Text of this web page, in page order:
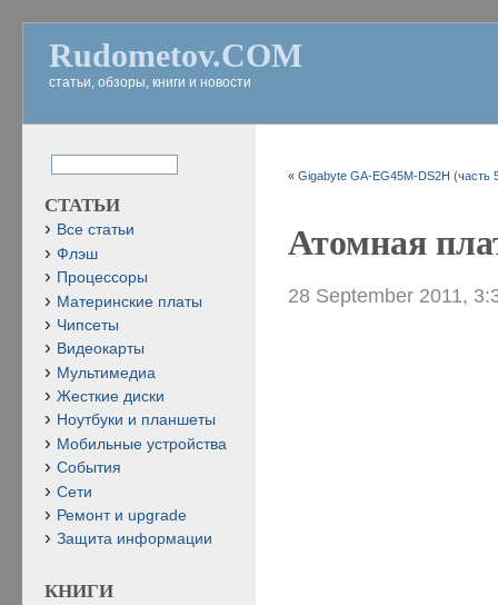
Rudometov.COM
статьи, обзоры, книги и новости
«Gigabyte GA-EG45M-DS2H (часть
Атомная
28 September 2011,
СТАТЬИ
Все статьи
Флэш
Процессоры
Материнские платы
Чипсеты
Видеокарты
Мультимедиа
Жесткие диски
Ноутбуки и планшеты
Мобильные устройства
События
Сети
Ремонт и upgrade
Защита информации
КНИГИ